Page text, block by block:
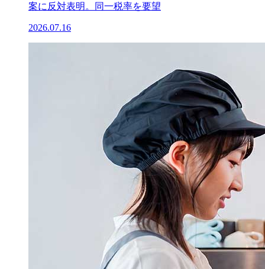
案に反対表明。同一税率を要望
2026.07.16